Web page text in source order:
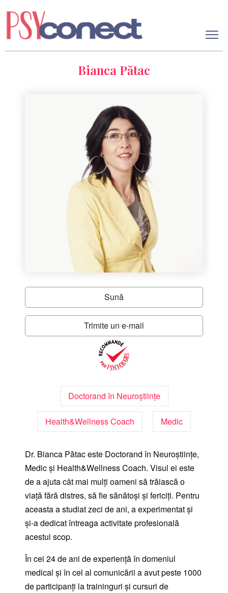
Bianca Pătac
Sună
Trimite un e-mail
Doctorand în Neuroștiințe
Health&Wellness Coach Medic
Dr. Bianca Pătac este Doctorand în Neuroștiințe,
Medic şi Health&Wellness Coach. Visul ei este
de a ajuta cât mai mulți oameni să trăiască o
viaţă fără distres, să fie sănătoși și fericiți. Pentru
aceasta a studiat zeci de ani, a experimentat și
şi-a dedicat întreaga activitate profesională
acestui scop.
În cei 24 de ani de experienţă în domeniul
medical şi în cel al comunicării a avut peste 1000
de participanţi la traininguri și cursuri de